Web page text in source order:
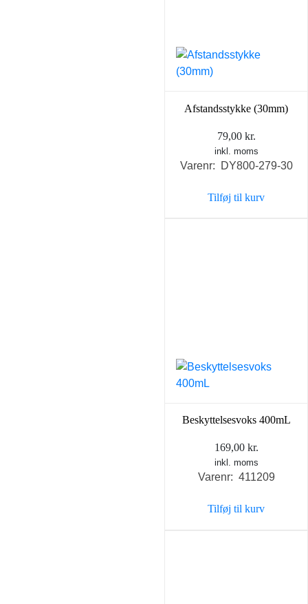
Afstandsstykke (30mm)
79,00 kr.
inkl. moms
Varenr: DY800-279-30
Tilføj til kurv
Beskyttelsesvoks 400mL
169,00 kr.
inkl. moms
Varenr: 411209
Tilføj til kurv